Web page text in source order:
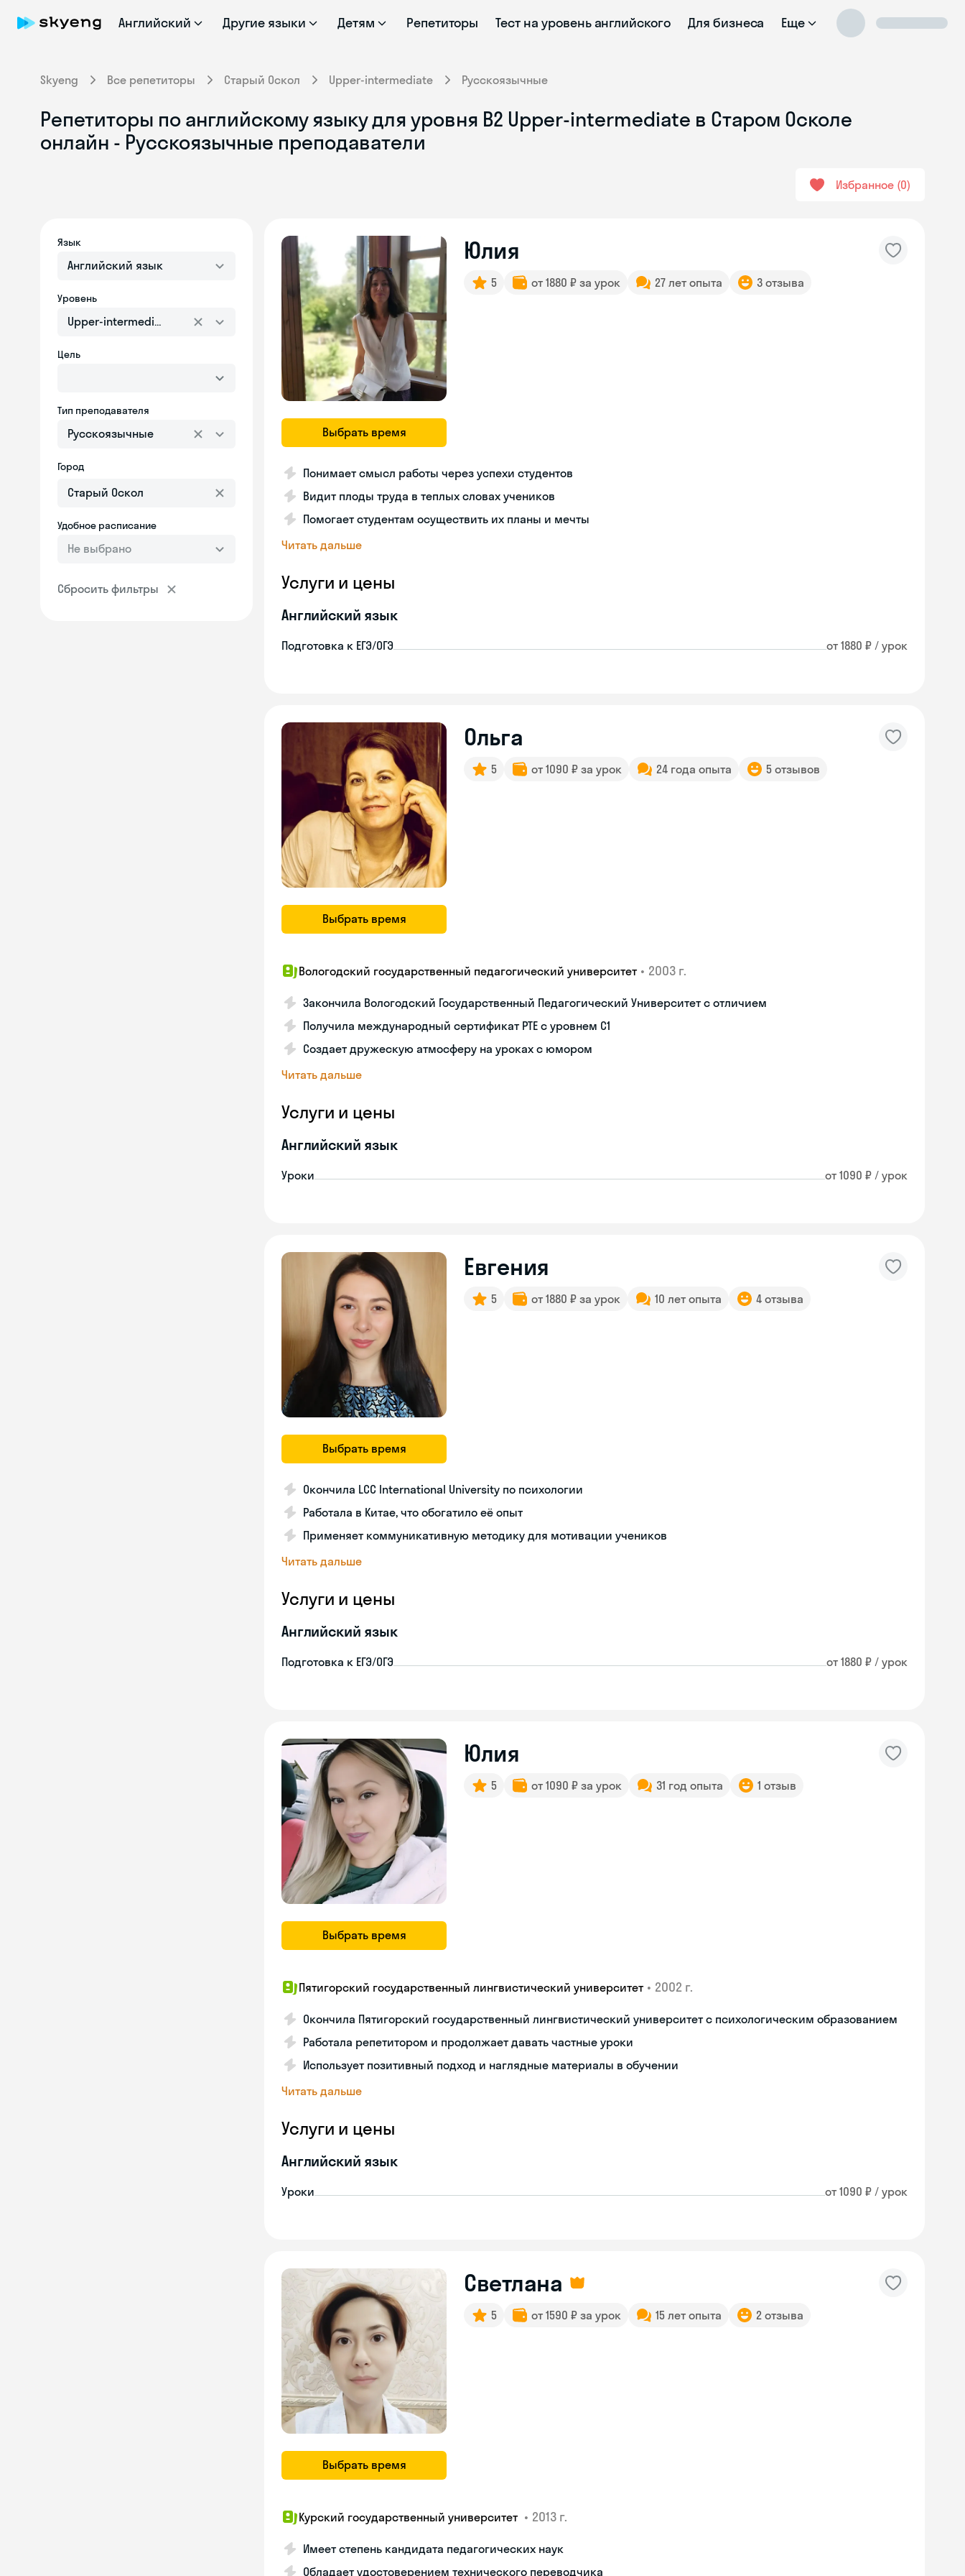
Английский Другие языки Детям Репетиторы Тест на уровень английского Для бизнеса Еще
Skyeng Все репетиторы Старый Оскол Upper-intermediate Русскоязычные
Репетиторы по английскому языку для уровня B2 Upper-intermediate в Старом Осколе
онлайн - Русскоязычные преподаватели
Избранное 0
Язык
Английский язык
Уровень
Upper-intermediate
Цель
Тип преподавателя
Русскоязычные
Город
Удобное расписание
Не выбрано
Сбросить фильтры
Выбрать время
Юлия
5 от 1880 ₽ за урок 27 лет опыта 3 отзыва
Понимает смысл работы через успехи студентов
Видит плоды труда в теплых словах учеников
Помогает студентам осуществить их планы и мечты
Читать дальше
Услуги и цены
Английский язык
Подготовка к ЕГЭ/ОГЭ от 1880 ₽ / урок
Выбрать время
Ольга
5 от 1090 ₽ за урок 24 года опыта 5 отзывов
Вологодский государственный педагогический университет • 2003 г.
Закончила Вологодский Государственный Педагогический Университет с отличием
Получила международный сертификат PTE с уровнем C1
Создает дружескую атмосферу на уроках с юмором
Читать дальше
Услуги и цены
Английский язык
Уроки от 1090 ₽ / урок
Выбрать время
Евгения
5 от 1880 ₽ за урок 10 лет опыта 4 отзыва
Окончила LCC International University по психологии
Работала в Китае, что обогатило её опыт
Применяет коммуникативную методику для мотивации учеников
Читать дальше
Услуги и цены
Английский язык
Подготовка к ЕГЭ/ОГЭ от 1880 ₽ / урок
Выбрать время
Юлия
5 от 1090 ₽ за урок 31 год опыта 1 отзыв
Пятигорский государственный лингвистический университет • 2002 г.
Окончила Пятигорский государственный лингвистический университет с психологическим образованием
Работала репетитором и продолжает давать частные уроки
Использует позитивный подход и наглядные материалы в обучении
Читать дальше
Услуги и цены
Английский язык
Уроки от 1090 ₽ / урок
Выбрать время
Светлана
5 от 1590 ₽ за урок 15 лет опыта 2 отзыва
Курский государственный университет • 2013 г.
Имеет степень кандидата педагогических наук
Обладает удостоверением технического переводчика